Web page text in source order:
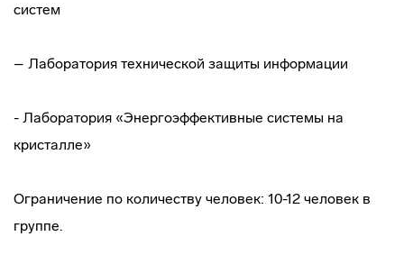
систем
– Лаборатория технической защиты информации
- Лаборатория «Энергоэффективные системы на
кристалле»
Ограничение по количеству человек: 10-12 человек в
группе.